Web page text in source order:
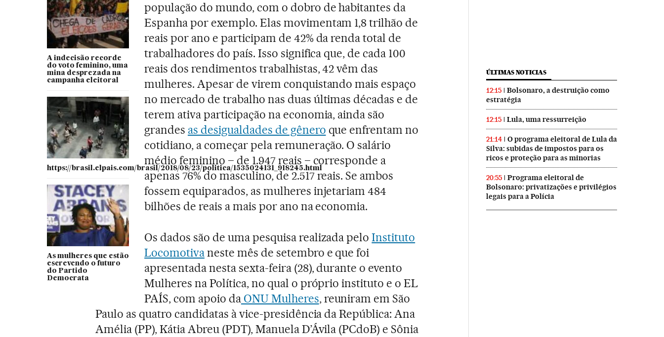
A indecisão recorde
do voto feminino, uma
mina desprezada na
campanha eleitoral
https://brasil.elpais.com/brasil/2018/08/23/politica/1535024131_918245.html
As mulheres que estão
escrevendo o futuro
do Partido
Democrata
população do mundo, com o dobro de habitantes da
Espanha por exemplo. Elas movimentam 1,8 trilhão de
reais por ano e participam de 42% da renda total de
trabalhadores do país. Isso significa que, de cada 100
reais dos rendimentos trabalhistas, 42 vêm das
mulheres. Apesar de virem conquistando mais espaço
no mercado de trabalho nas duas últimas décadas e de
terem ativa participação na economia, ainda são
grandes as desigualdades de gênero que enfrentam no
cotidiano, a começar pela remuneração. O salário
médio feminino – de 1.947 reais – corresponde a
apenas 76% do masculino, de 2.517 reais. Se ambos
fossem equiparados, as mulheres injetariam 484
bilhões de reais a mais por ano na economia.
Os dados são de uma pesquisa realizada peloInstituto
Locomotivaneste mês de setembro e que foi
apresentada nesta sexta-feira (28), durante o evento
Mulheres na Política, no qual o próprio instituto e o EL
PAÍS, com apoio daONU Mulheres, reuniram em São
Paulo as quatro candidatas à vice-presidência da República: Ana
Amélia (PP), Kátia Abreu (PDT), Manuela D’Ávila (PCdoB) e Sônia
ÚLTIMAS NOTICIAS
12:15
Bolsonaro, a destruição como
estratégia
12:15 Lula, uma ressurreição
21:14
O programa eleitoral de Lula da
Silva: subidas de impostos para os
ricos e proteção para as minorias
20:55
Programa eleitoral de
Bolsonaro: privatizações e privilégios
legais para a Polícia